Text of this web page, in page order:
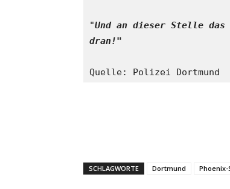
"Und an dieser Stelle
dran!"
Quelle: Polizei Dortmund
SCHLAGWORTE Dortmund Phoenix-